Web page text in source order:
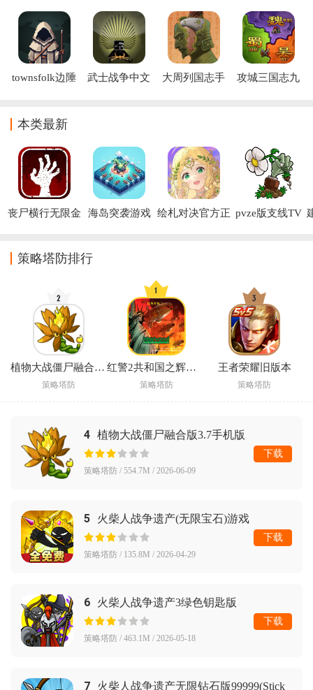
国大时代4(上
帝版最终版-支
持安卓9.0))
townsfolk边陲
武士战争中文
大周列国志手
攻城三国志九
本类最新
丧尸横行无限金
海岛突袭游戏 绘札对决官方正 pvze版支线TV
策略塔防排行
植物大战僵尸融合版3.8辅助菜单版(PlantsVsZombiesRH)
策略塔防
红警2共和国之辉手机版下载
策略塔防
王者荣耀旧版本
策略塔防
4 植物大战僵尸融合版3.7手机版
(PlantsVsZombiesRH)
策略塔防 / 554.7M / 2026-06-09
下载
5 火柴人战争遗产(无限宝石)游戏
策略塔防 / 135.8M / 2026-04-29
下载
6 火柴人战争遗产3绿色钥匙版
策略塔防 / 463.1M / 2026-05-18
下载
7
火柴人战争遗产无限钻石版99999(Stick